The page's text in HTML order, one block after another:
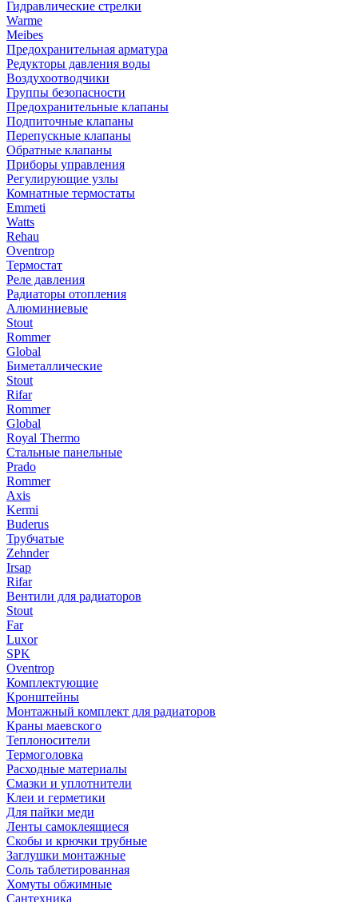
Гидравлические стрелки
Warme
Meibes
Предохранительная арматура
Редукторы давления воды
Воздухоотводчики
Группы безопасности
Предохранительные клапаны
Подпиточные клапаны
Перепускные клапаны
Обратные клапаны
Приборы управления
Регулирующие узлы
Комнатные термостаты
Emmeti
Watts
Rehau
Oventrop
Термостат
Реле давления
Радиаторы отопления
Алюминиевые
Stout
Rommer
Global
Биметаллические
Stout
Rifar
Rommer
Global
Royal Thermo
Стальные панельные
Prado
Rommer
Axis
Kermi
Buderus
Трубчатые
Zehnder
Irsap
Rifar
Вентили для радиаторов
Stout
Far
Luxor
SPK
Oventrop
Комплектующие
Кронштейны
Монтажный комплект для радиаторов
Краны маевского
Теплоносители
Термоголовка
Расходные материалы
Смазки и уплотнители
Клеи и герметики
Для пайки меди
Ленты самоклеящиеся
Скобы и крючки трубные
Заглушки монтажные
Соль таблетированная
Хомуты обжимные
Сантехника